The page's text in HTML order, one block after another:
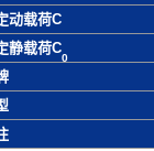
动载荷C
静载荷C
0